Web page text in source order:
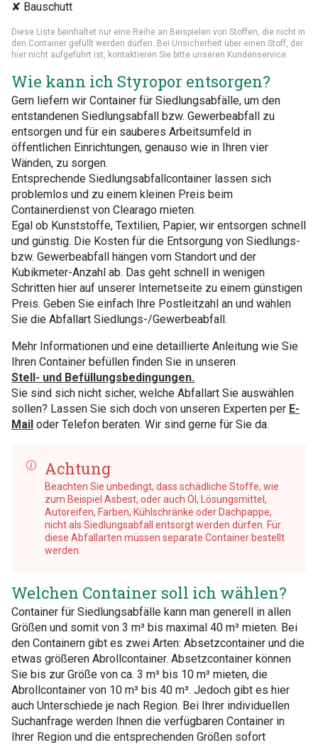
✘ Bauschutt
Diese Liste beinhaltet nur eine Reihe an Beispielen von Stoffen, die nicht in
den Container gefüllt werden dürfen. Bei Unsicherheit über einen Stoff, der
hier nicht aufgeführt ist, kontaktieren Sie bitte unseren Kundenservice.
Wie kann ich Styropor entsorgen?
Gern liefern wir Container für Siedlungsabfälle, um den
entstandenen Siedlungsabfall bzw. Gewerbeabfall zu
entsorgen und für ein sauberes Arbeitsumfeld in
öffentlichen Einrichtungen, genauso wie in Ihren vier
Wänden, zu sorgen.
Entsprechende Siedlungsabfallcontainer lassen sich
problemlos und zu einem kleinen Preis beim
Containerdienst von Clearago mieten.
Egal ob Kunststoffe, Textilien, Papier, wir entsorgen schnell
und günstig. Die Kosten für die Entsorgung von Siedlungs-
bzw. Gewerbeabfall hängen vom Standort und der
Kubikmeter-Anzahl ab. Das geht schnell in wenigen
Schritten hier auf unserer Internetseite zu einem günstigen
Preis. Geben Sie einfach Ihre Postleitzahl an und wählen
Sie die Abfallart Siedlungs-/Gewerbeabfall.
Mehr Informationen und eine detaillierte Anleitung wie Sie
Ihren Container befüllen finden Sie in unseren
Stell- und Befüllungsbedingungen.
Sie sind sich nicht sicher, welche Abfallart Sie auswählen
sollen? Lassen Sie sich doch von unseren Experten per E-
Mail oder Telefon beraten. Wir sind gerne für Sie da.
Achtung
Beachten Sie unbedingt, dass schädliche Stoffe, wie
zum Beispiel Asbest, oder auch Öl, Lösungsmittel,
Autoreifen, Farben, Kühlschränke oder Dachpappe,
nicht als Siedlungsabfall entsorgt werden dürfen. Für
diese Abfallarten müssen separate Container bestellt
werden.
Welchen Container soll ich wählen?
Container für Siedlungsabfälle kann man generell in allen
Größen und somit von 3 m³ bis maximal 40 m³ mieten. Bei
den Containern gibt es zwei Arten: Absetzcontainer und die
etwas größeren Abrollcontainer. Absetzcontainer können
Sie bis zur Größe von ca. 3 m³ bis 10 m³ mieten, die
Abrollcontainer von 10 m³ bis 40 m³. Jedoch gibt es hier
auch Unterschiede je nach Region. Bei Ihrer individuellen
Suchanfrage werden Ihnen die verfügbaren Container in
Ihrer Region und die entsprechenden Größen sofort